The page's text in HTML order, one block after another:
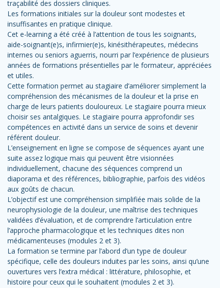
traçabilité des dossiers cliniques.
Les formations initiales sur la douleur sont modestes et
insuffisantes en pratique clinique.
Cet e-learning a été créé à l’attention de tous les soignants,
aide-soignant(e)s, infirmier(e)s, kinésithérapeutes, médecins
internes ou seniors aguerris, nourri par l’expérience de plusieurs
années de formations présentielles par le formateur, appréciées
et utiles.
Cette formation permet au stagiaire d’améliorer simplement la
compréhension des mécanismes de la douleur et la prise en
charge de leurs patients douloureux. Le stagiaire pourra mieux
choisir ses antalgiques. Le stagiaire pourra approfondir ses
compétences en activité dans un service de soins et devenir
référent douleur.
L’enseignement en ligne se compose de séquences ayant une
suite assez logique mais qui peuvent être visionnées
individuellement, chacune des séquences comprend un
diaporama et des références, bibliographie, parfois des vidéos
aux goûts de chacun.
L’objectif est une compréhension simplifiée mais solide de la
neurophysiologie de la douleur, une maîtrise des techniques
validées d’évaluation, et de comprendre l’articulation entre
l’approche pharmacologique et les techniques dites non
médicamenteuses (modules 2 et 3).
La formation se termine par l’abord d’un type de douleur
spécifique, celle des douleurs induites par les soins, ainsi qu’une
ouvertures vers l’extra médical : littérature, philosophie, et
histoire pour ceux qui le souhaitent (modules 2 et 3).